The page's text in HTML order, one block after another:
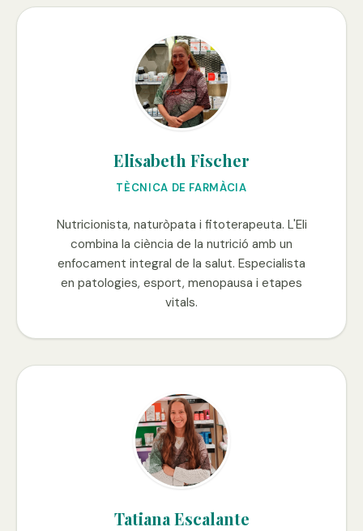
Elisabeth Fischer
TÈCNICA DE FARMÀCIA
Nutricionista, naturòpata i fitoterapeuta. L'Eli
combina la ciència de la nutrició amb un
enfocament integral de la salut. Especialista
en patologies, esport, menopausa i etapes
vitals.
Tatiana Escalante